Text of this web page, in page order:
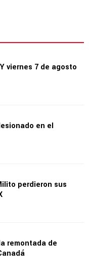
viernes 7 de agosto
en el
perdieron sus
remontada de